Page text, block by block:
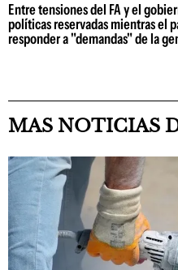
Entre tensiones del FA y el
políticas reservadas mientras el
responder a "demandas" de la
MAS NOTICIAS